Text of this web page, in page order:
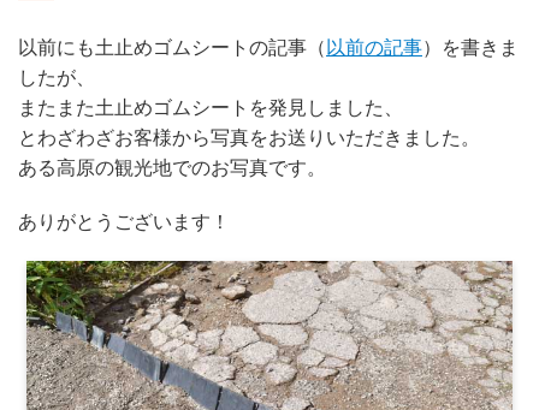
以前にも土止めゴムシートの記事（ 以前の記事）を書きま
したが、
またまた土止めゴムシートを発見しました、
とわざわざお客様から写真をお送りいただきました。
ある高原の観光地でのお写真です。
ありがとうございます！